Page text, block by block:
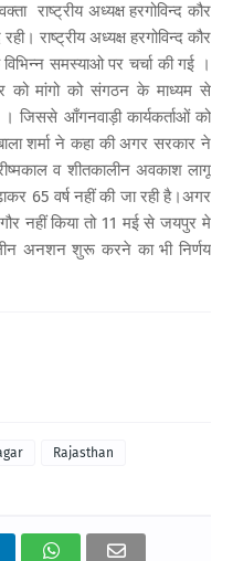
राष्ट्रीय अध्यक्ष हरगोविन्द कौर
राष्ट्रीय अध्यक्ष हरगोविन्द कौर
समस्याओ पर चर्चा की गई ।
को मांगो को संगठन के माध्यम से
जिससे आँगनवाड़ी कार्यकर्ताओं को
शर्मा ने कहा की अगर सरकार ने
व शीतकालीन अवकाश लागू
65 वर्ष नहीं की जा रही है।अगर
नहीं किया तो 11 मई से जयपुर मे
अनशन शुरू करने का भी निर्णय
Rajasthan